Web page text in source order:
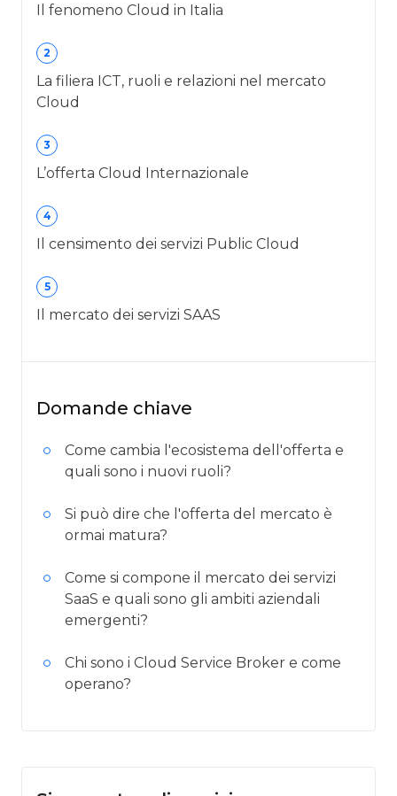
Il fenomeno Cloud in Italia
2
La filiera ICT, ruoli e relazioni nel mercato
Cloud
3
L’offerta Cloud Internazionale
4
Il censimento dei servizi Public Cloud
5
Il mercato dei servizi SAAS
Domande chiave
Come cambia l'ecosistema dell'offerta e
quali sono i nuovi ruoli?
Si può dire che l'offerta del mercato è
ormai matura?
Come si compone il mercato dei servizi
SaaS e quali sono gli ambiti aziendali
emergenti?
Chi sono i Cloud Service Broker e come
operano?